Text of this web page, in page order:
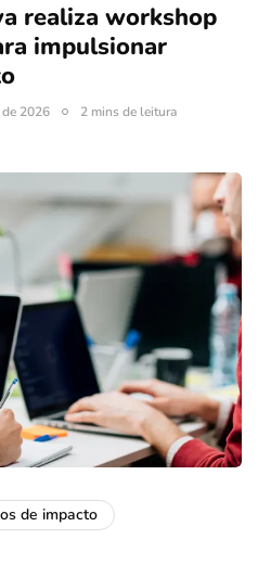
realiza workshop
impulsionar
2026 2 mins de leitura
de impacto